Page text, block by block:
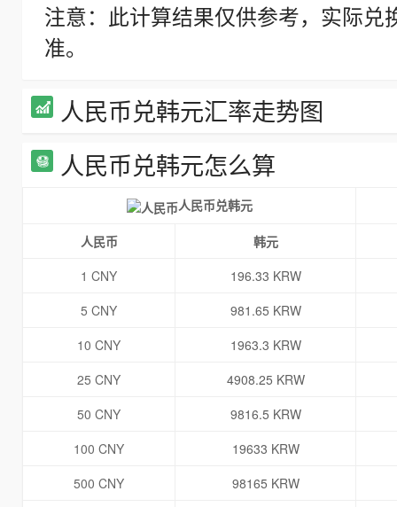
注意：此计算结果仅供参考，实际
准。
人民币兑韩元汇率走势图
人民币兑韩元怎么算
人民币兑韩元
人民币
韩元
1 CNY
196.33 KRW
5 CNY
981.65 KRW
10 CNY
1963.3 KRW
25 CNY
4908.25 KRW
50 CNY
9816.5 KRW
100 CNY
19633 KRW
500 CNY
98165 KRW